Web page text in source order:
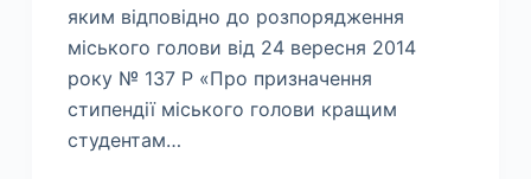
яким відповідно до розпорядження
міського голови від 24 вересня 2014
року № 137 Р «Про призначення
стипендії міського голови кращим
студентам…